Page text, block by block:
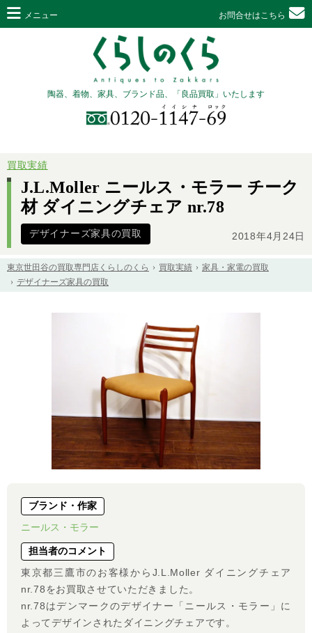
メニュー お問合せはこちら
陶器、着物、家具、ブランド品、「良品買取」いたします
買取実績
J.L.Moller ニールス・モラー チーク
材 ダイニングチェア nr.78
デザイナーズ家具の買取 2018年4月24日
東京世田谷の買取専門店くらしのくら 買取実績
家具・家電の買取
デザイナーズ家具の買取
ブランド・作家
ニールス・モラー
担当者のコメント
東京都三鷹市のお客様からJ.L.Moller ダイニングチェア
nr.78をお買取させていただきました。
nr.78はデンマークのデザイナー「ニールス・モラー」に
よってデザインされたダイニングチェアです。